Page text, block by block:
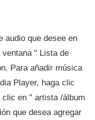
audio que desee en
" Lista de
Para añadir música
Player, haga clic
en " artista /álbum
que desea agregar